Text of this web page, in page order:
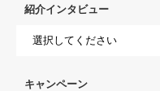
紹介インタビュー
キャンペーン